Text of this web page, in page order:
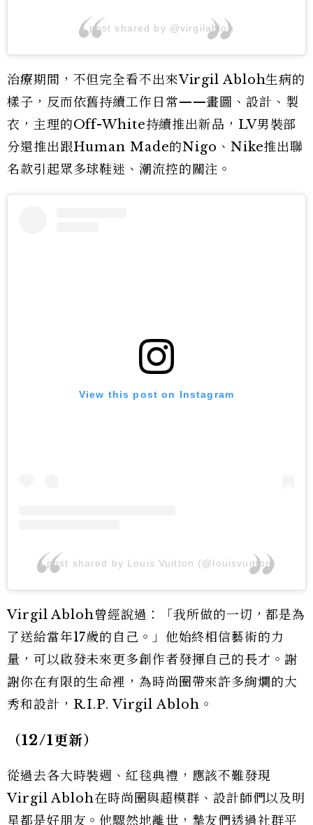
A post shared by @virgilabloh
治療期間，不但完全看不出來Virgil Abloh生病的
樣子，反而依舊持續工作日常——畫圖、設計、製
衣，主理的Off-White持續推出新品，LV男裝部
分還推出跟Human Made的Nigo、Nike推出聯
名款引起眾多球鞋迷、潮流控的關注。
View this post on Instagram
A post shared by Louis Vuitton (@louisvuitton)
Virgil Abloh曾經說過：「我所做的一切，都是為
了送給當年17歲的自己。」他始終相信藝術的力
量，可以啟發未來更多創作者發揮自己的長才。謝
謝你在有限的生命裡，為時尚圈帶來許多絢爛的大
秀和設計，R.I.P. Virgil Abloh。
（12/1更新）
從過去各大時裝週、紅毯典禮，應該不難發現
Virgil Abloh在時尚圈與超模群、設計師們以及明
星都是好朋友。他驟然地離世，摯友們透過社群平